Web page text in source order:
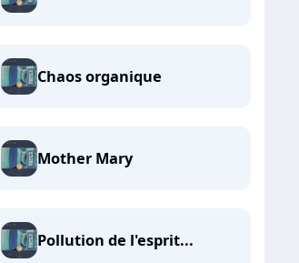
Chaos organique
Mother Mary
Pollution de l'esprit...